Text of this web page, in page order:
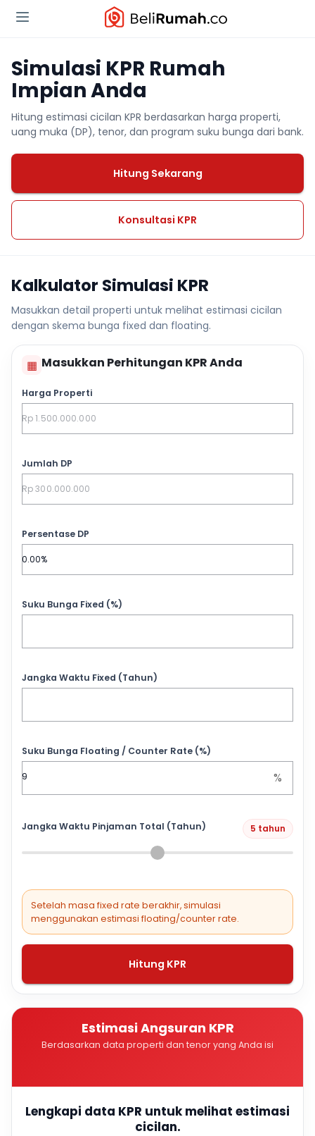
Simulasi KPR Rumah
Impian Anda
Hitung estimasi cicilan KPR berdasarkan harga properti,
uang muka (DP), tenor, dan program suku bunga dari bank.
Hitung Sekarang
Konsultasi KPR
Kalkulator Simulasi KPR
Masukkan detail properti untuk melihat estimasi cicilan
dengan skema bunga fixed dan floating.
▦ Masukkan Perhitungan KPR Anda
Harga Properti
Jumlah DP
Persentase DP
Suku Bunga Fixed (%)
Jangka Waktu Fixed (Tahun)
Suku Bunga Floating / Counter Rate (%)
%
Jangka Waktu Pinjaman Total (Tahun) 5 tahun
Setelah masa fixed rate berakhir, simulasi
menggunakan estimasi floating/counter rate.
Hitung KPR
Estimasi Angsuran KPR
Berdasarkan data properti dan tenor yang Anda isi
Lengkapi data KPR untuk melihat estimasi
cicilan.